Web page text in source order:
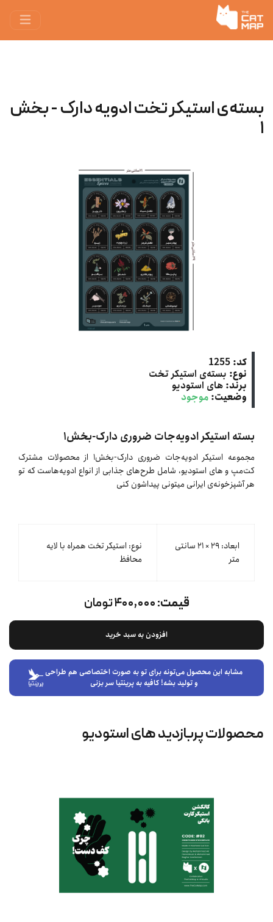
بسته‌ی استیکر تخت ادویه‌ دارک - بخش
۱
کد: 1255
نوع: بسته‌ی استیکر تخت
برند: های استودیو
وضعیت: موجود
بسته استیکر ادویه‌جات ضروری دارک-بخش۱
مجموعه استیکر ادویه‌جات ضروری دارک-بخش۱ از محصولات مشترک
کت‌مپ و های استودیو، شامل طرح‌های جذابی از انواع ادویه‌هاست که تو
هر آشپزخونه‌ی ایرانی میتونی پیداشون کنی
ابعاد: ۲۹ × ۲۱ سانتی
متر
نوع: استیکر تخت همراه با لایه
محافظ
قیمت:۴۰۰,۰۰۰ تومان
افزودن به سبد خرید
مشابه این محصول می‌تونه برای تو به صورت اختصاصی هم طراحی
و تولید بشه! کافیه به پرینتیا سر بزنی
محصولات پربازدید های استودیو